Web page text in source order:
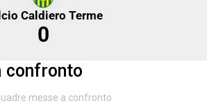
Caldiero Terme
0
confronto
messe a confronto